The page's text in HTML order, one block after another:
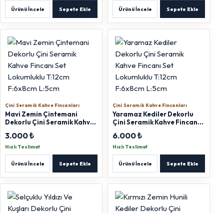
Ürünü İncele Sepete Ekle Ürünü İncele Sepete Ekle
Çini Seramik Kahve Fincanları
Mavi Zemin Çintemani
Dekorlu Çini Seramik Kahve
T:12cm F:6x8cm L:5cm
3.000 ₺
Hızlı Teslimat
Ürünü İncele Sepete Ekle
Çini Seramik Kahve Fincanları
Yaramaz Kediler Dekorlu
Çini Seramik Kahve Fincanı
F:6x8cm L:5cm
6.000 ₺
Hızlı Teslimat
Ürünü İncele Sepete Ekle